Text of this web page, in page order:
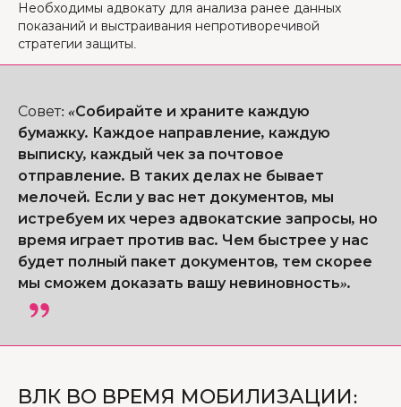
Необходимы адвокату для анализа ранее данных
показаний и выстраивания непротиворечивой
стратегии защиты.
Совет: «Собирайте и храните каждую
бумажку. Каждое направление, каждую
выписку, каждый чек за почтовое
отправление. В таких делах не бывает
мелочей. Если у вас нет документов, мы
истребуем их через адвокатские запросы, но
время играет против вас. Чем быстрее у нас
будет полный пакет документов, тем скорее
мы сможем доказать вашу невиновность».
ВЛК ВО ВРЕМЯ МОБИЛИЗАЦИИ: